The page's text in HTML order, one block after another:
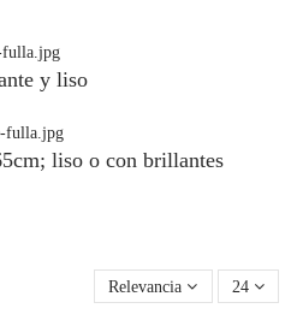
y liso
liso o con brillantes
Relevancia 24